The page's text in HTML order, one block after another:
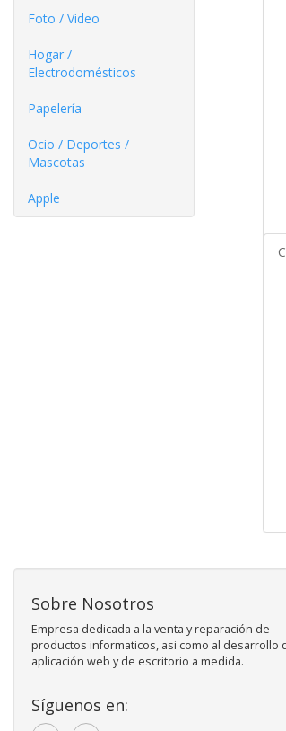
Foto / Video
Hogar /
Electrodomésticos
Papelería
Ocio / Deportes /
Mascotas
Apple
Sobre Nosotros
Empresa dedicada a la venta y reparación de
productos informaticos, asi como al desarrollo
aplicación web y de escritorio a medida.
Síguenos en: